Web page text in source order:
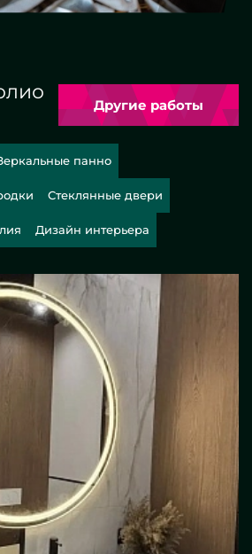
Другие работы
панно
Стеклянные двери
Дизайн интерьера